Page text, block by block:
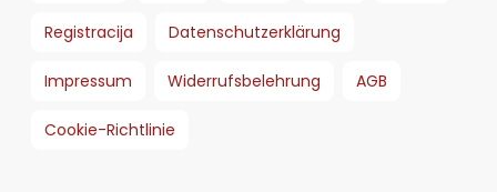
Registracija Datenschutzerklärung
Impressum Widerrufsbelehrung AGB
Cookie-Richtlinie